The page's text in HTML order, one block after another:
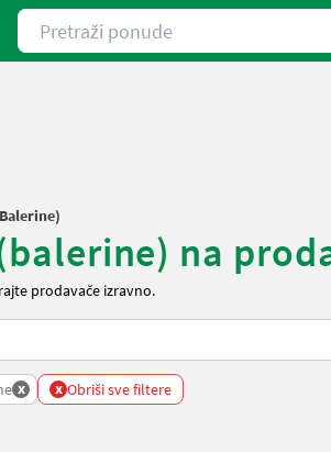
Pretraži ponude
na
prodavače izravno.
x x Obriši sve filtere